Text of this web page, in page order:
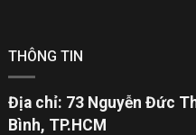
Lưu trữ đồ đạc của bạn
Có khe cắm cho tối đa bốn
năng bảo vệ RFID để giữ an
THÔNG TIN
Địa chỉ: 73 Nguyễn Đức
Bình, TP.HCM